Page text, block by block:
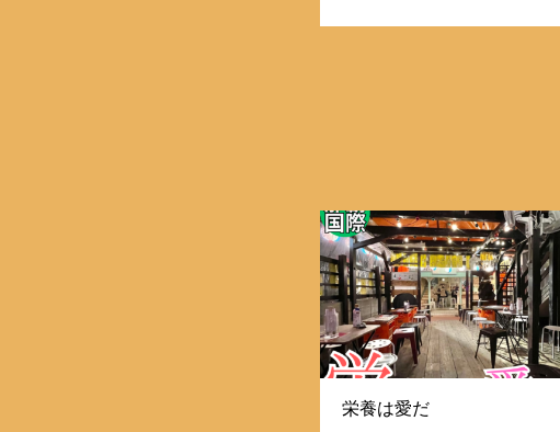
栄養は愛だ